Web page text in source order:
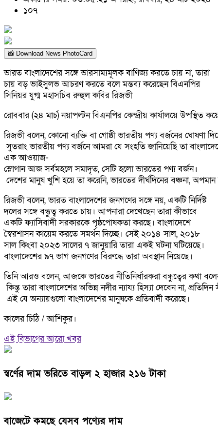
১০৭
📸 Download News PhotoCard
ভারত বাংলাদেশের সঙ্গে ভারসাম্যমূলক বাণিজ্য করতে চায় না, তারা
চায় বড় ভাইসুলভ আচরণ করতে বলে মন্তব্য করেছেন বিএনপির
সিনিয়র যুগ্ম মহাসচিব রুহুল কবির রিজভী
রোববার (২৪ মার্চ) নয়াপল্টন বিএনপির কেন্দ্রীয় কার্যালয়ে
রিজভী বলেন, কোনো ব্যক্তি বা গোষ্ঠী ভারতীয় পণ্য বর্জনের
সুতরাং ভারতীয় পণ্য বর্জনে আমরা যে সংহতি জানিয়েছি তা
এক আওয়াজ-
স্লোগান আজ সর্বমহলে সমাদৃত, সেটি হলো ভারতের পণ্য বর্জন।
দেশের মানুষ খুশি হয়ে তা করেনি, ভারতের দীর্ঘদিনের বঞ্চনা,
রিজভী বলেন, ভারত বাংলাদেশের জনগণের সঙ্গে নয়, একটি নির্দিষ্ট
দলের সঙ্গে বন্ধুত্ব করতে চায়। আপনারা দেখেছেন তারা কীভাবে
একটি ফ্যাসিবাদী সরকারকে পৃষ্ঠপোষকতা করছে। বাংলাদেশে
স্বৈরশাসন কায়েম করতে সমর্থন দিচ্ছে। সেই ২০১৪ সাল, ২০১৮
সাল কিংবা ২০২৩ সালের ৭ জানুয়ারি তারা একই ঘটনা ঘটিয়েছে।
বাংলাদেশের ৯৭ ভাগ জনগণের বিরুদ্ধে তারা অবস্থান নিয়েছে।
তিনি আরও বলেন, আজকে ভারতের নীতিনির্ধারকরা বন্ধুত্বের কথা
কিন্তু তারা বাংলাদেশের অভিন্ন নদীর ন্যায্য হিস্যা দেবেন না,
এই যে অন্যায়গুলো বাংলাদেশের মানুষকে প্রতিবাদী করেছে।
কালের চিঠি / আশিকুর।
এই বিভাগের আরো খবর
স্বর্ণের দাম ভরিতে বাড়ল ২ হাজার ২১৬ টাকা
বাজেটে কমছে যেসব পণ্যের দাম